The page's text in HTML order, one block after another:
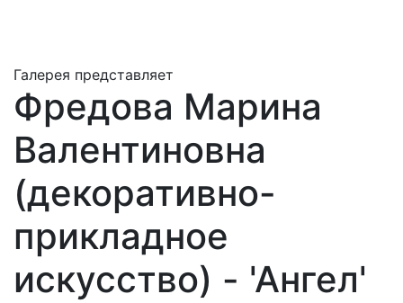
Галерея представляет
Фредова Марина
Валентиновна
(декоративно-
прикладное
искусство) - 'Ангел'